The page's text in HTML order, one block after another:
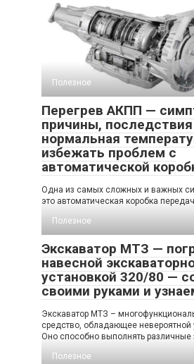
Полезное
Перегрев АКПП —
причины,
нормальная
избежать проблем с
автоматической
Одна из самых сложных и важных
это автоматическая коробка
Полезное
Экскаватор МТЗ —
навесной
установкой 320/80 —
своими руками и
Экскаватор МТЗ –
средство, обладающее невероятной
Оно способно выполнять различные
Полезное